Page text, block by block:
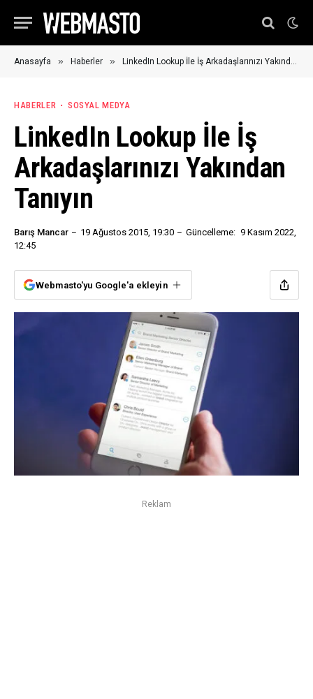
Anasayfa » Haberler » LinkedIn Lookup İle İş Arkadaşlarınızı Yakından Tanıyın
HABERLER SOSYAL MEDYA
LinkedIn Lookup İle İş
Arkadaşlarınızı Yakından
Tanıyın
Barış Mancar 19 Ağustos 2015, 19:30 Güncelleme: 9 Kasım 2022,
12:45
Webmasto'yu Google'a ekleyin
Reklam